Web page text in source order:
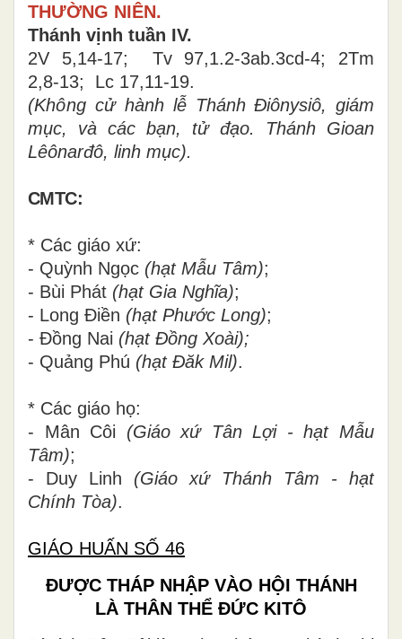
THƯỜNG NIÊN.
Thánh vịnh tuần IV.
2V 5,14-17; Tv 97,1.2-3ab.3cd-4; 2Tm
2,8-13; Lc 17,11-19.
(Không cử hành lễ Thánh Điônysiô, giám
mục, và các bạn, tử đạo. Thánh Gioan
Lêônarđô, linh mục).
CMTC:
* Các giáo xứ:
- Quỳnh Ngọc (hạt Mẫu Tâm);
- Bùi Phát (hạt Gia Nghĩa);
- Long Điền (hạt Phước Long);
- Đồng Nai (hạt Đồng Xoài);
- Quảng Phú (hạt Đăk Mil).
* Các giáo họ:
- Mân Côi (Giáo xứ Tân Lợi - hạt Mẫu
Tâm);
- Duy Linh (Giáo xứ Thánh Tâm - hạt
Chính Tòa).
GIÁO HUẤN SỐ 46
ĐƯỢC THÁP NHẬP VÀO HỘI THÁNH
LÀ THÂN THỂ ĐỨC KITÔ